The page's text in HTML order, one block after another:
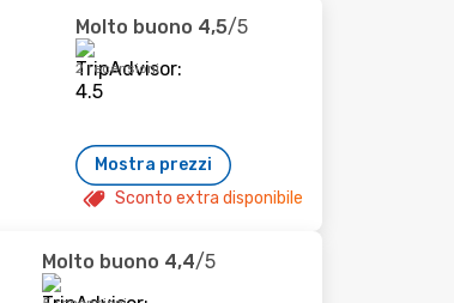
Molto buono 4,5/5
2 recensioni
Mostra prezzi
Sconto extra disponibile
Molto buono 4,4/5